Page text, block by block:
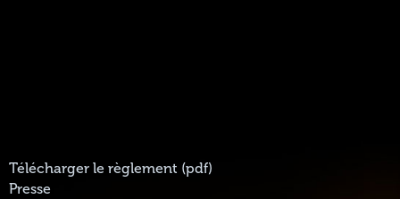
Télécharger le règlement (pdf)
Presse